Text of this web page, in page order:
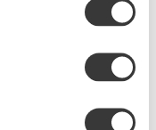
härliga aptit.
Arabesque
det smakfulla